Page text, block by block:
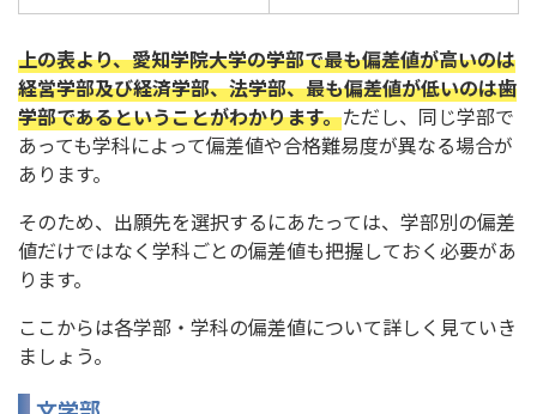
上の表より、愛知学院大学の学部で最も偏差値が高いのは
経営学部及び経済学部、法学部、最も偏差値が低いのは歯
学部であるということがわかります。ただし、同じ学部で
あっても学科によって偏差値や合格難易度が異なる場合が
あります。
そのため、出願先を選択するにあたっては、学部別の偏差
値だけではなく学科ごとの偏差値も把握しておく必要があ
ります。
ここからは各学部・学科の偏差値について詳しく見ていき
ましょう。